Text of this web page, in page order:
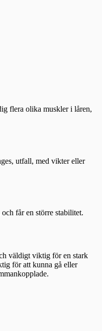
flera olika muskler i låren,
utfall, med vikter eller
får en större stabilitet.
väldigt viktig för en stark
för att kunna gå eller